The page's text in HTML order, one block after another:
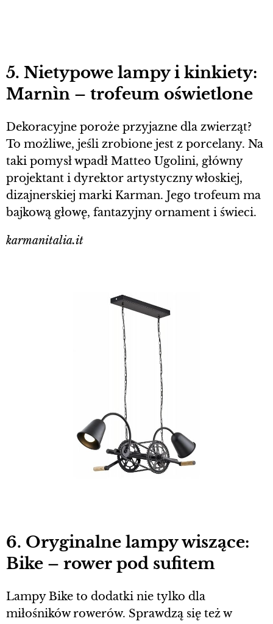
5. Nietypowe lampy i kinkiety:
Marnìn – trofeum oświetlone
Dekoracyjne poroże przyjazne dla zwierząt?
To możliwe, jeśli zrobione jest z porcelany. Na
taki pomysł wpadł Matteo Ugolini, główny
projektant i dyrektor artystyczny włoskiej,
dizajnerskiej marki Karman. Jego trofeum ma
bajkową głowę, fantazyjny ornament i świeci.
karmanitalia.it
6. Oryginalne lampy wiszące:
Bike – rower pod sufitem
Lampy Bike to dodatki nie tylko dla
miłośników rowerów. Sprawdzą się też w